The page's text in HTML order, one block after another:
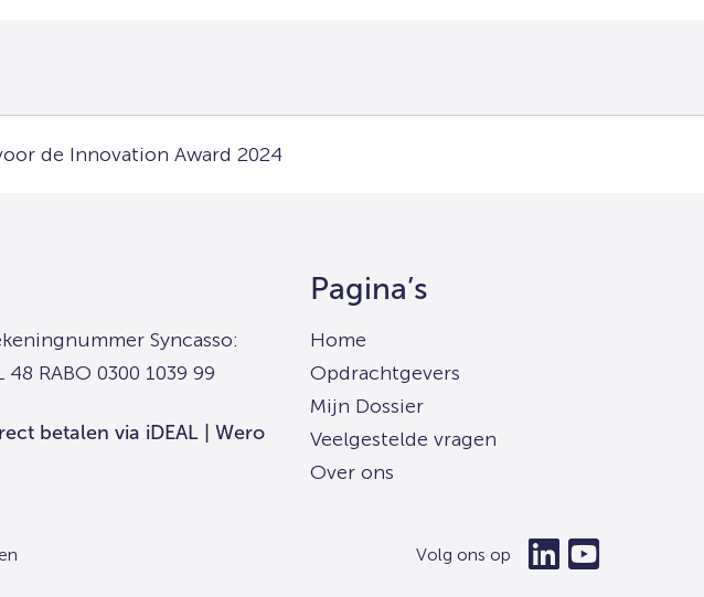
de Innovation Award 2024
Syncasso:
48 RABO 0300 1039 99
betalen via iDEAL | Wero
Pagina’s
Home
Opdrachtgevers
Mijn Dossier
Veelgestelde vragen
Over ons
Volg ons op